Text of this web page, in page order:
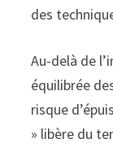
des
Au-delà de
équilibrée
risque
» libère du